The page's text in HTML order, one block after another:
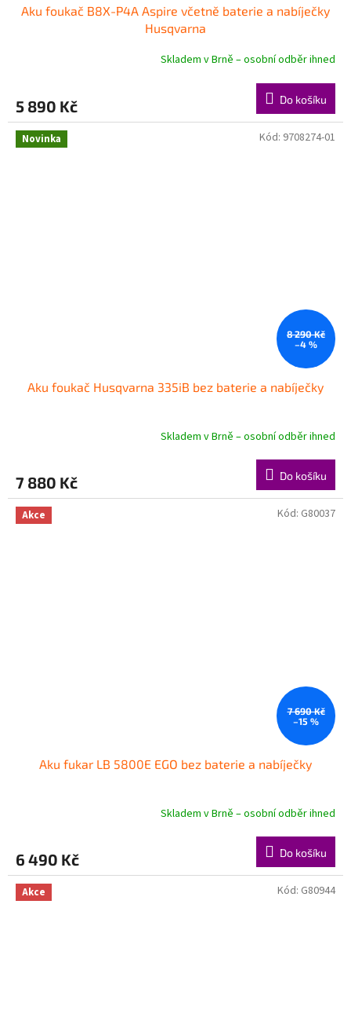
Aku foukač B8X-P4A Aspire včetně baterie a nabíječky
Husqvarna
Skladem v Brně – osobní odběr ihned
5 890 Kč Do košíku
Novinka
8 290 Kč
–4 %
Aku foukač Husqvarna 335iB bez baterie a nabíječky
Skladem v Brně – osobní odběr ihned
7 880 Kč Do košíku
Kód: 9708274-01
Akce
7 690 Kč
–15 %
Aku fukar LB 5800E EGO bez baterie a nabíječky
Skladem v Brně – osobní odběr ihned
6 490 Kč Do košíku
Kód: G80037
Akce Kód: G80944